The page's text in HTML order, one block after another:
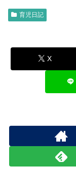
育児日記
X